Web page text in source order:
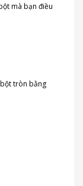
mà bạn điều
tròn bằng